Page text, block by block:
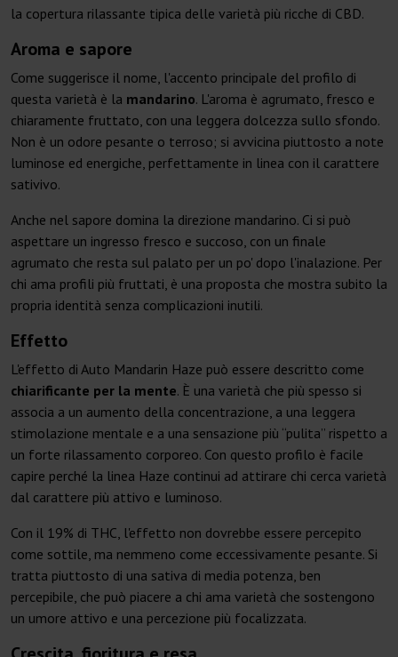
la copertura rilassante tipica delle varietà più ricche di CBD.
Aroma e sapore
Come suggerisce il nome, l'accento principale del profilo di
questa varietà è la mandarino. L'aroma è agrumato, fresco e
chiaramente fruttato, con una leggera dolcezza sullo sfondo.
Non è un odore pesante o terroso; si avvicina piuttosto a note
luminose ed energiche, perfettamente in linea con il carattere
sativivo.
Anche nel sapore domina la direzione mandarino. Ci si può
aspettare un ingresso fresco e succoso, con un finale
agrumato che resta sul palato per un po' dopo l'inalazione. Per
chi ama profili più fruttati, è una proposta che mostra subito la
propria identità senza complicazioni inutili.
Effetto
L'effetto di Auto Mandarin Haze può essere descritto come
chiarificante per la mente. È una varietà che più spesso si
associa a un aumento della concentrazione, a una leggera
stimolazione mentale e a una sensazione più “pulita” rispetto a
un forte rilassamento corporeo. Con questo profilo è facile
capire perché la linea Haze continui ad attirare chi cerca varietà
dal carattere più attivo e luminoso.
Con il 19% di THC, l'effetto non dovrebbe essere percepito
come sottile, ma nemmeno come eccessivamente pesante. Si
tratta piuttosto di una sativa di media potenza, ben
percepibile, che può piacere a chi ama varietà che sostengono
un umore attivo e una percezione più focalizzata.